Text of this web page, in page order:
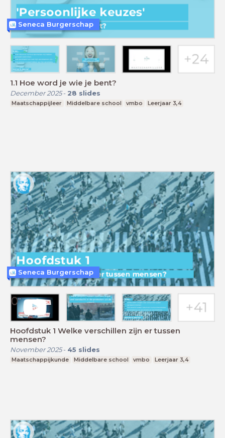
1.1 Hoe word je wie je bent?
December 2025- 28 slides
Maatschappijleer Middelbare school vmbo Leerjaar 3,4
Seneca Burgerschap
Hoofdstuk 1 Welke verschillen zijn er tussen
mensen?
November 2025- 45 slides
Maatschappijkunde Middelbare school vmbo Leerjaar 3,4
Seneca Burgerschap